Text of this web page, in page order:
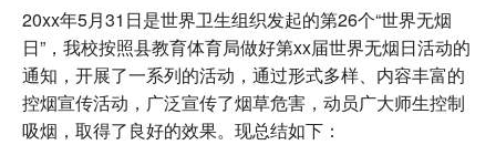
20xx年5月31日是世界卫生组织发起的第26个“世界无烟
日”，我校按照县教育体育局做好第xx届世界无烟日活动的
通知，开展了一系列的活动，通过形式多样、内容丰富的
控烟宣传活动，广泛宣传了烟草危害，动员广大师生控制
吸烟，取得了良好的效果。现总结如下：